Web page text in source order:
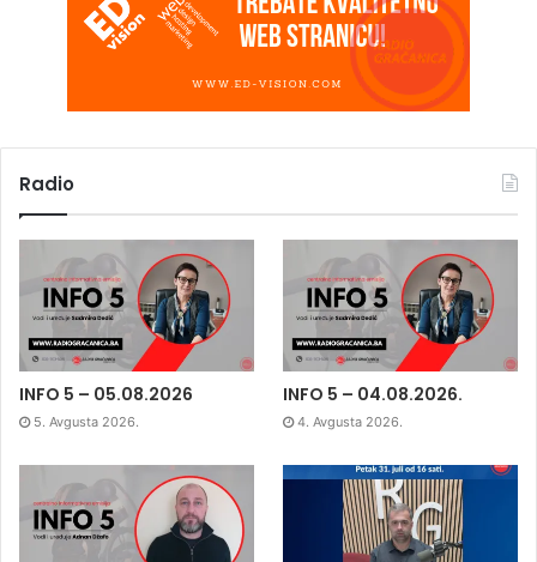
Radio
INFO 5 – 05.08.2026
5. Avgusta 2026.
INFO 5 – 04.08.2026.
4. Avgusta 2026.